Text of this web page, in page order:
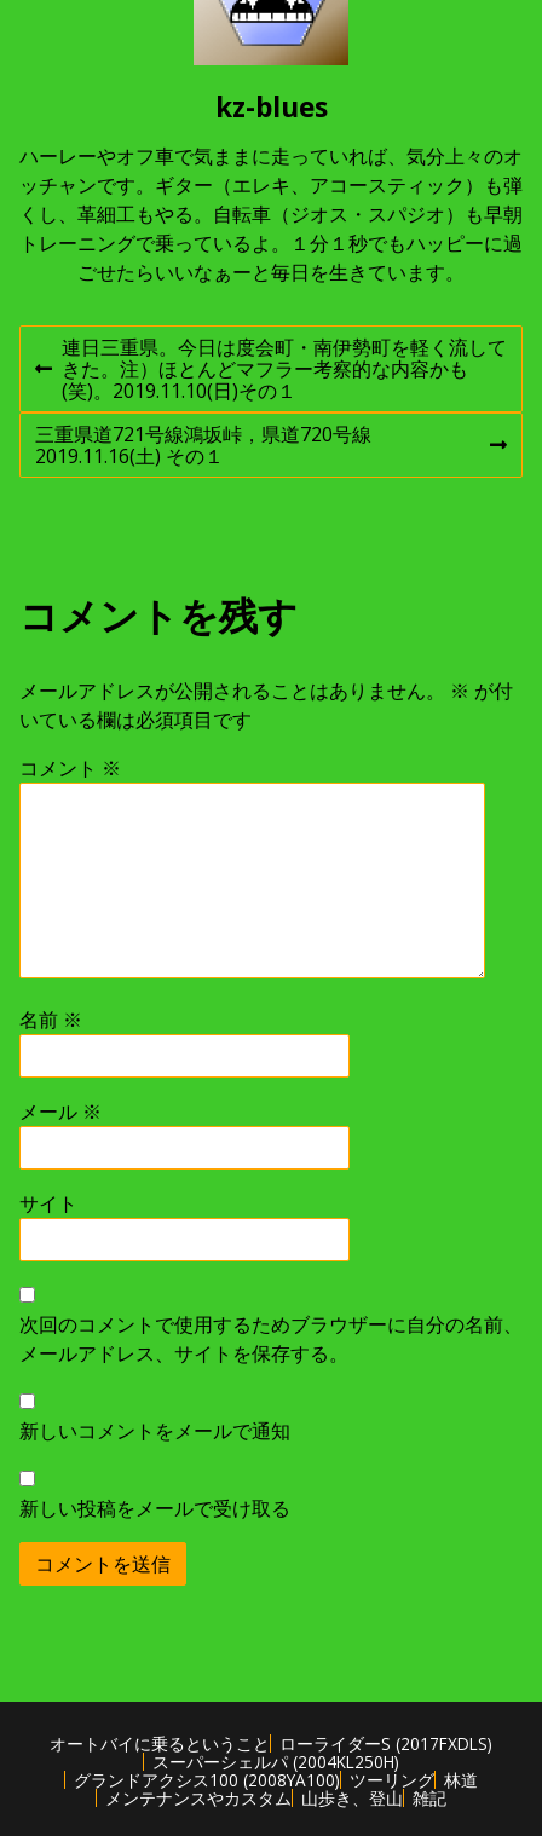
kz-blues
ハーレーやオフ車で気ままに走っていれば、気分上々のオ
ッチャンです。ギター（エレキ、アコースティック）も弾
くし、革細工もやる。自転車（ジオス・スパジオ）も早朝
トレーニングで乗っているよ。１分１秒でもハッピーに過
ごせたらいいなぁーと毎日を生きています。
投
稿
ナ
ー
シ
ョ
ン
前
投
稿
:
連日三重県。今日は度会町・南伊勢町を軽く流して
きた。注）ほとんどマフラー考察的な内容かも
(笑)。2019.11.10(日)その１
次
の
三重県道721号線鴻坂峠，県道720号線
2019.11.16(土) その１
コメントを残す
メールアドレスが公開されることはありません。 ※ が付
いている欄は必須項目です
コメント ※
名前 ※
メール ※
サイト
次回のコメントで使用するためブラウザーに自分の名前、
メールアドレス、サイトを保存する。
新しいコメントをメールで通知
新しい投稿をメールで受け取る
オートバイに乗るということ ローライダーS (2017FXDLS)
スーパーシェルパ (2004KL250H)
グランドアクシス100 (2008YA100) ツーリング 林道
メンテナンスやカスタム 山歩き、登山 雑記